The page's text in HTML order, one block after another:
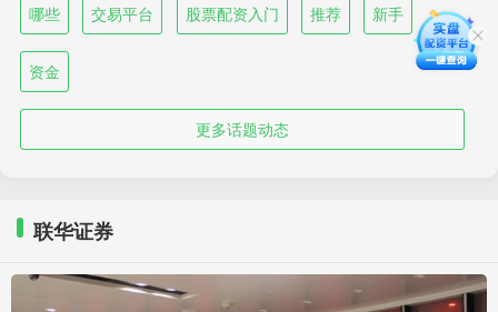
哪些 交易平台 股票配资入门 推荐 新手
资金
更多话题动态
联华证券